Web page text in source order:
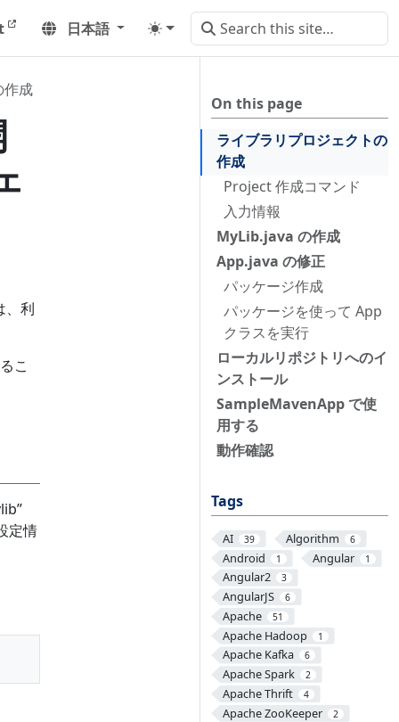
日本語
On this page
ライブラリプロジェクトの
作成
Project 作成コマンド
入力情報
MyLib.java の作成
App.java の修正
パッケージ作成
パッケージを使って App
クラスを実行
ローカルリポジトリへのイ
ンストール
SampleMavenApp で使
用する
動作確認
Tags
AI 39 Algorithm 6
Android 1 Angular 1
Angular2 3
AngularJS 6
Apache 51
Apache Hadoop 1
Apache Kafka 6
Apache Spark 2
Apache Thrift 4
Apache ZooKeeper 2
作成
、利
こ
定情